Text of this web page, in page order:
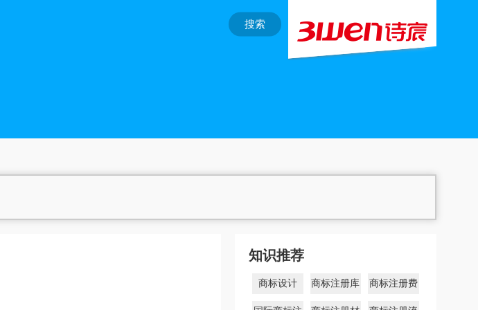
搜索
知识推荐
商标设计 商标注册库
商标注册费
用